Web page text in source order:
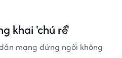
khai 'chú rể'
mạng đứng ngồi không